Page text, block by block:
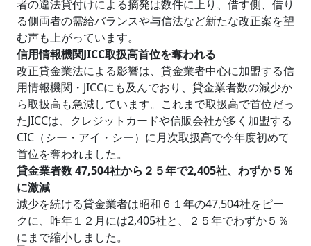
者の違法貸付けによる摘発は数件に上り、借す側、借り
る側両者の需給バランスや与信法など新たな改正案を望
む声も上がっています。
信用情報機関JICC取扱高首位を奪われる
改正貸金業法による影響は、貸金業者中心に加盟する信
用情報機関・JICCにも及んでおり、貸金業者数の減少か
ら取扱高も急減しています。これまで取扱高で首位だっ
たJICCは、クレジットカードや信販会社が多く加盟する
CIC（シー・アイ・シー）に月次取扱高で今年度初めて
首位を奪われました。
貸金業者数 47,504社から２５年で2,405社、わずか５％
に激減
減少を続ける貸金業者は昭和６１年の47,504社をピー
クに、昨年１２月には2,405社と、２５年でわずか５％
にまで縮小しました。